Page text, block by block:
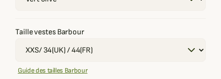
Taille vestes Barbour
Guide des tailles Barbour